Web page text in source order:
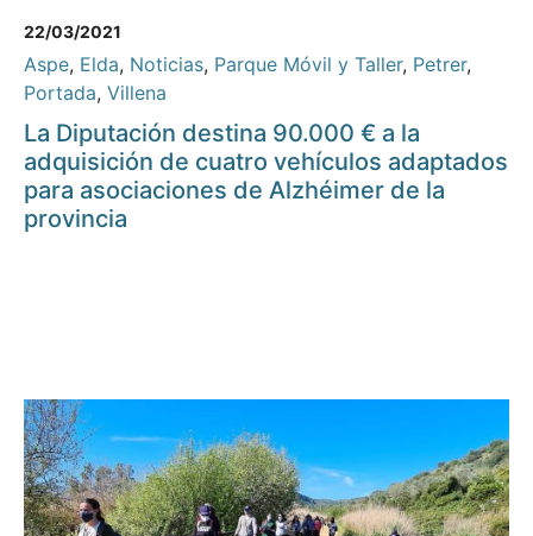
22/03/2021
Aspe, Elda, Noticias, Parque Móvil y Taller, Petrer,
Portada, Villena
La Diputación destina 90.000 € a la
adquisición de cuatro vehículos adaptados
para asociaciones de Alzhéimer de la
provincia